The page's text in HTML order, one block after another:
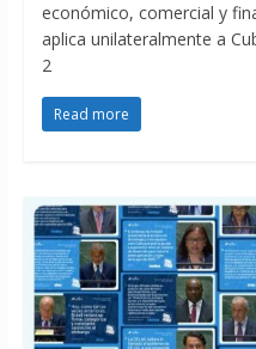
económico, comercial y
aplica unilateralmente a
2
Read more